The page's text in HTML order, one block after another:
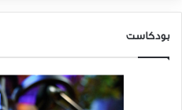
بودكاست